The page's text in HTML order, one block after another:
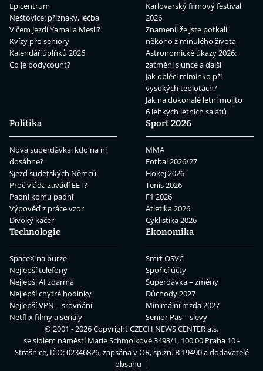
Epicentrum
Neštovice: příznaky, léčba
V čem jezdí Yamal a Mesii?
Kvízy pro seniory
Kalendář úplňků 2026
Co je bodycount?
Karlovarský filmový festival
2026
Znamení, že jste potkali
někoho z minulého života
Astronomické úkazy 2026:
zatmění slunce a další
Jak obléci miminko při
vysokých teplotách?
Jak na dokonalé letní mojito
6 lehkých letních salátů
Politika
Nová superdávka: kdo na ní
dosáhne?
Sjezd sudetských Němců
Proč vláda zavádí EET?
Padni komu padni
Výpověď z práce vzor
Divoký kačer
Sport 2026
MMA
Fotbal 2026/27
Hokej 2026
Tenis 2026
F1 2026
Atletika 2026
Cyklistika 2026
Technologie
SpaceX na burze
Nejlepší telefony
Nejlepší AI zdarma
Nejlepší chytré hodinky
Nejlepší VPN – srovnání
Netflix filmy a seriály
Ekonomika
Smrt OSVČ
Spořicí účty
Superdávka – změny
Důchody 2027
Minimální mzda 2027
Senior Pas – slevy
© 2001 - 2026 CopyrightCZECH NEWS CENTER a.s.
se sídlem náměstí Marie Schmolkové 3493/1, 100 00 Praha 10 -
Strašnice, IČO: 02346826, zapsána v OR, sp.zn. B 19490 a dodavatelé
obsahu